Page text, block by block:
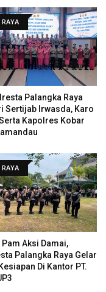
RAYA
Palangka Raya
Sertijab Irwasda, Karo
Kapolres Kobar
RAYA
Aksi Damai,
Palangka Raya Gelar
Di Kantor PT.